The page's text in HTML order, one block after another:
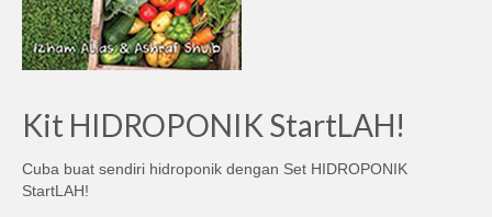
Kit HIDROPONIK StartLAH!
Cuba buat sendiri hidroponik dengan Set HIDROPONIK
StartLAH!